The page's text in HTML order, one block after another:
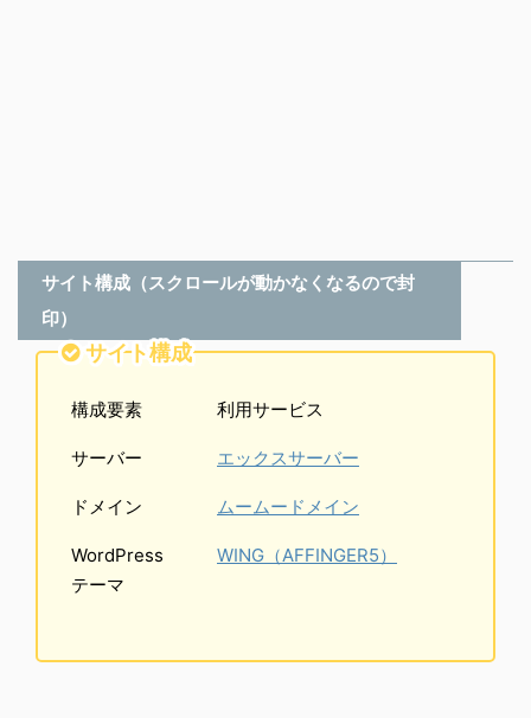
サイト構成（スクロールが動かなくなるので封
印）
サイト構成
構成要素 利用サービス
サーバー エックスサーバー
ドメイン ムームードメイン
WordPress
テーマ
WING（AFFINGER5）